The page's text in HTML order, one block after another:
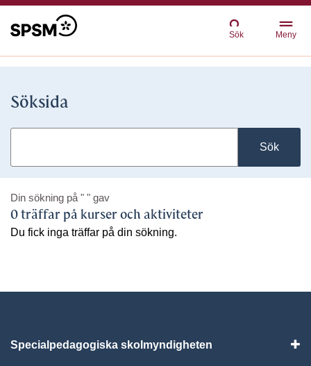
Sök Meny
Söksida
Sök
Din sökning på " " gav
0 träffar på kurser och aktiviteter
Du fick inga träffar på din sökning.
Specialpedagogiska skolmyndigheten